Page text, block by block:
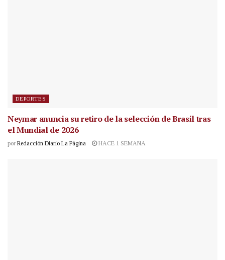
DEPORTES
Neymar anuncia su retiro de la selección de Brasil tras
el Mundial de 2026
por Redacción Diario La Página HACE 1 SEMANA